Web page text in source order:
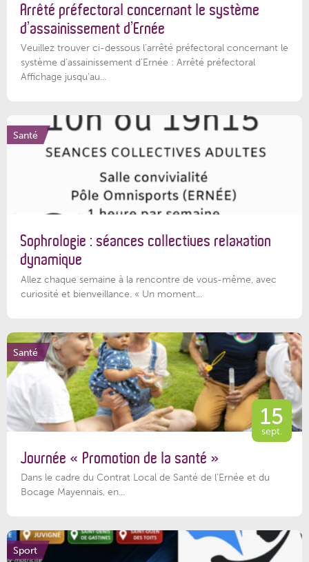
Arrêté préfectoral concernant le système
d’assainissement d’Ernée
Veuillez trouver ci-dessous l’arrêté préfectoral concernant le
système d'assainissement d'Ernée : Arrêté préfectoral
Affichage jusqu'au...
Santé
Sophrologie : séances collectives relaxation
dynamique
Allez chaque semaine à la rencontre de vous-même, avec
curiosité et bienveillance. « Un moment...
Santé
15
sept.
Journée « Promotion de la santé »
Dans le cadre du Contrat Local de Santé de l’Ernée et du
Bocage Mayennais, en...
Sport